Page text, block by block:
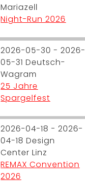
Mariazell
Night-Run 2026
2026-05-30 - 2026-
05-31 Deutsch-
Wagram
25 Jahre
Spargelfest
2026-04-18 - 2026-
04-18 Design
Center Linz
REMAX Convention
2026